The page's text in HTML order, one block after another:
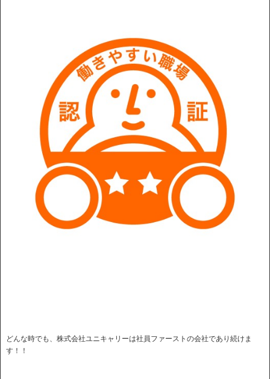
どんな時でも、株式会社ユニキャリーは社員ファーストの会社であり続けま
す！！